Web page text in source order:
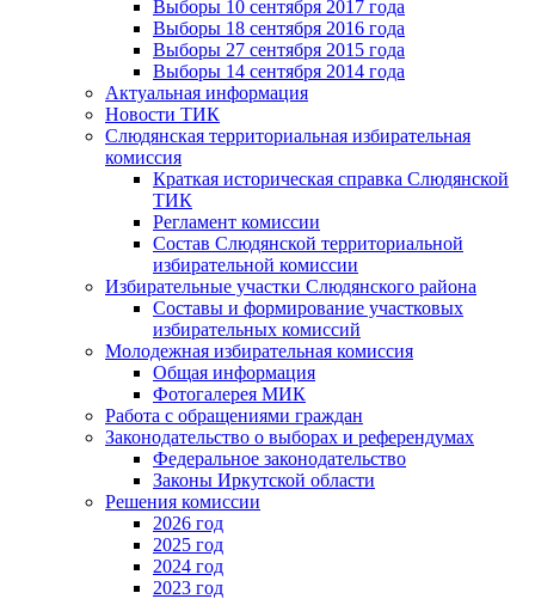
Выборы 10 сентября 2017 года
Выборы 18 сентября 2016 года
Выборы 27 сентября 2015 года
Выборы 14 сентября 2014 года
Актуальная информация
Новости ТИК
Слюдянская территориальная избирательная
комиссия
Краткая историческая справка Слюдянской
ТИК
Регламент комиссии
Состав Слюдянской территориальной
избирательной комиссии
Избирательные участки Слюдянского района
Составы и формирование участковых
избирательных комиссий
Молодежная избирательная комиссия
Общая информация
Фотогалерея МИК
Работа с обращениями граждан
Законодательство о выборах и референдумах
Федеральное законодательство
Законы Иркутской области
Решения комиссии
2026 год
2025 год
2024 год
2023 год